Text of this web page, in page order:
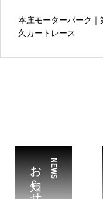
本庄モーターパーク
久カートレース
NEWS
お知らせ